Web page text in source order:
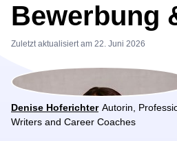
Bewerbung
Zuletzt aktualisiert am 22. Juni 2026
Denise Hoferichter Autorin,
Writers and Career Coaches